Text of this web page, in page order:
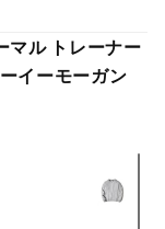
マル トレーナー
イーモーガン